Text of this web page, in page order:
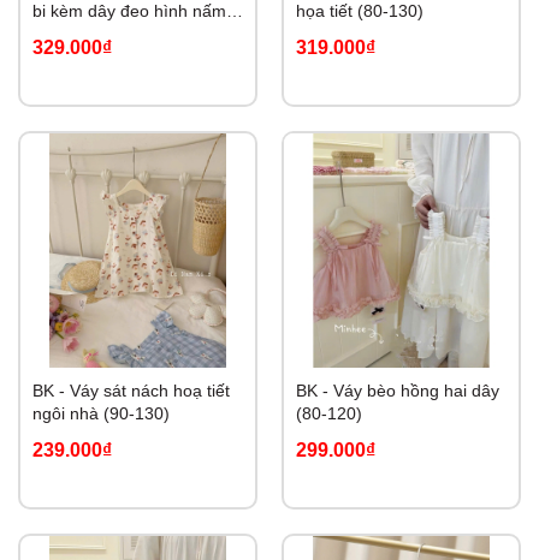
bi kèm dây đeo hình nấm
329.000₫
họa tiết (80-130)
319.000₫
BK - Váy sát nách hoạ tiết
ngôi nhà (90-130)
239.000₫
BK - Váy bèo hồng hai dây
(80-120)
299.000₫